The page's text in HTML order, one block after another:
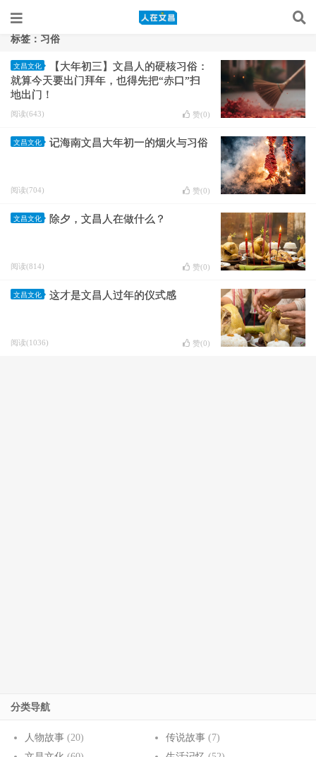
标签：习俗
文昌文化
【大年初三】文昌人的硬核习俗：
就算今天要出门拜年，也得先把“赤口”扫
地出门！
阅读(643) 赞(0)
文昌文化 记海南文昌大年初一的烟火与习俗
阅读(704) 赞(0)
文昌文化 除夕，文昌人在做什么？
阅读(814) 赞(0)
文昌文化 这才是文昌人过年的仪式感
阅读(1036) 赞(0)
分类导航
人物故事 (20) 传说故事(7)